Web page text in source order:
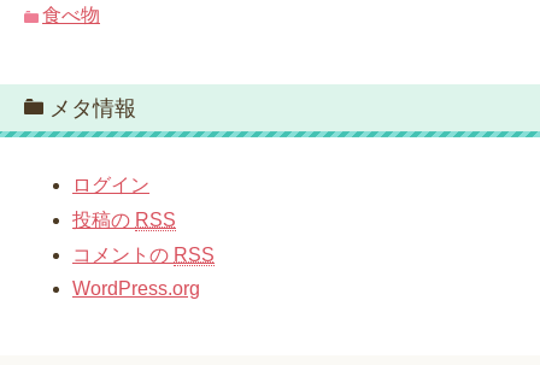
食べ物
メタ情報
ログイン
投稿の RSS
コメントの RSS
WordPress.org